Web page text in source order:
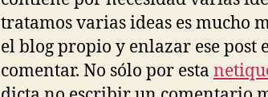
tratamos varias ideas es mucho
el blog propio y enlazar ese post
comentar. No sólo por esta